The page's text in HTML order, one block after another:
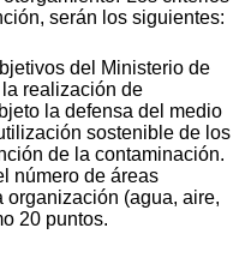
serán los siguientes:
del Ministerio de
realización de
la defensa del medio
sostenible de los
de la contaminación.
número de áreas
(agua, aire,
20 puntos.